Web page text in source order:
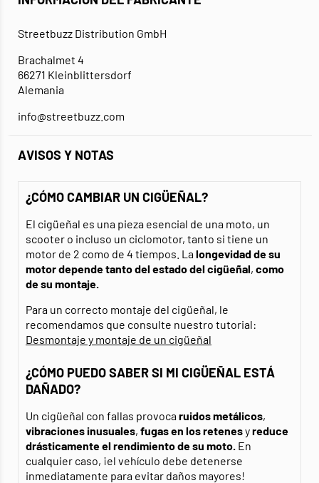
Streetbuzz Distribution GmbH
Brachalmet 4
66271 Kleinblittersdorf
Alemania
info@streetbuzz.com
AVISOS Y NOTAS
¿CÓMO CAMBIAR UN CIGÜEÑAL?
El cigüeñal es una pieza esencial de una moto, un
scooter o incluso un ciclomotor, tanto si tiene un
motor de 2 como de 4 tiempos. Lalongevidad de su
motor depende tanto del estado del cigüeñal, como
de su montaje.
Para un correcto montaje del cigüeñal, le
recomendamos que consulte nuestro tutorial:
Desmontaje y montaje de un cigüeñal
¿CÓMO PUEDO SABER SI MI CIGÜEÑAL ESTÁ
DAÑADO?
Un cigüeñal con fallas provocaruidos metálicos,
vibraciones inusuales, fugasen los retenesyreduce
drásticamente el rendimiento de su moto. En
cualquier caso, ¡el vehículo debe detenerse
inmediatamente para evitar daños mayores!